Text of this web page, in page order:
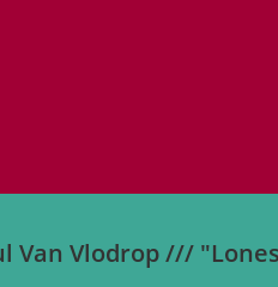
Van Vlodrop ///